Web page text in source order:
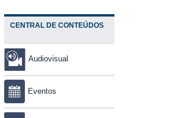
CENTRAL DE CONTEÚDOS
Audiovisual
Eventos